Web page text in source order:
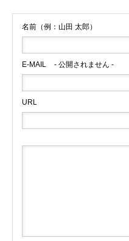
名前（例：山田 太郎）
E-MAIL - 公開されません -
URL